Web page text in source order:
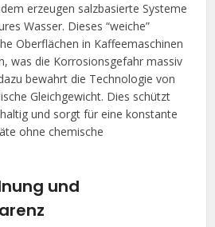
erzeugen salzbasierte Systeme
Wasser. Dieses “weiche”
Oberflächen in Kaffeemaschinen
was die Korrosionsgefahr massiv
bewahrt die Technologie von
Gleichgewicht. Dies schützt
und sorgt für eine konstante
ohne chemische
und